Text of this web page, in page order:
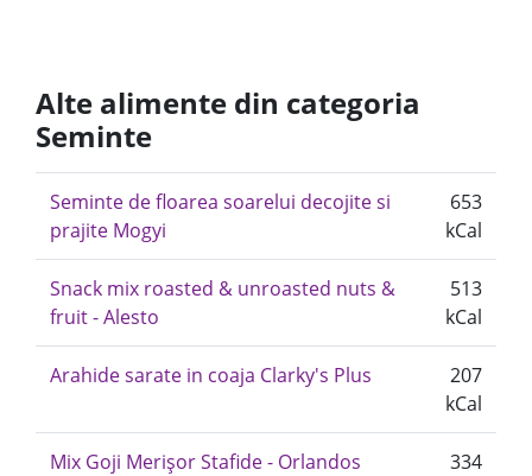
Alte alimente din categoria
Seminte
Seminte de floarea soarelui decojite si
prajite Mogyi
653
kCal
Snack mix roasted & unroasted nuts &
fruit - Alesto
513
kCal
Arahide sarate in coaja Clarky's Plus
207
kCal
Mix Goji Merișor Stafide - Orlandos
334